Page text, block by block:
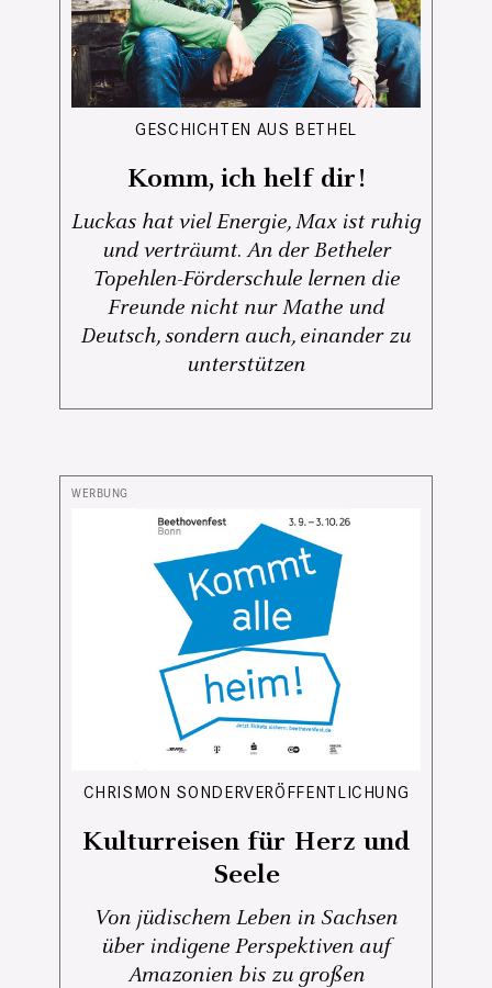
GESCHICHTEN AUS BETHEL
Komm, ich helf dir!
Luckas hat viel Energie, Max ist ruhig
und verträumt. An der Betheler
Topehlen-Förderschule lernen die
Freunde nicht nur Mathe und
Deutsch, sondern auch, einander zu
unterstützen
CHRISMON SONDERVERÖFFENTLICHUNG
Kulturreisen für Herz und
Seele
Von jüdischem Leben in Sachsen
über indigene Perspektiven auf
Amazonien bis zu großen